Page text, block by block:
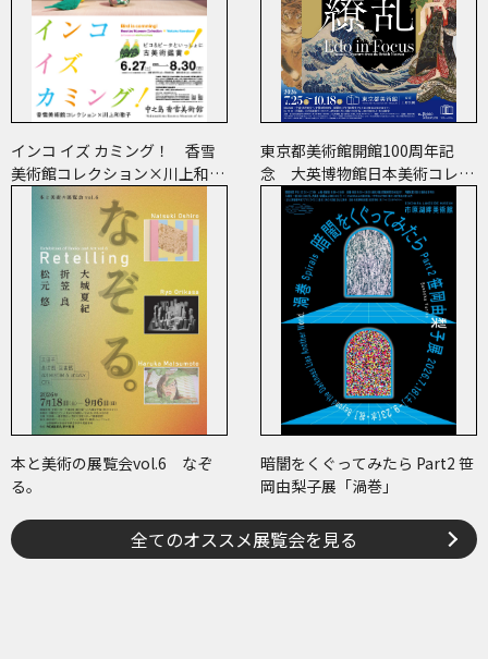
インコ イズ カミング！ 香雪
美術館コレクション×川上和歌
子 ～ピコ＆ピータといっしょ
に古美術鑑賞～
東京都美術館開館100周年記
念 大英博物館日本美術コレク
ション 百花繚乱～海を越えた
江戸絵画
本と美術の展覧会vol.6 なぞ
る。
暗闇をくぐってみたら Part2 笹
岡由梨子展「渦巻」
全てのオススメ展覧会を見る